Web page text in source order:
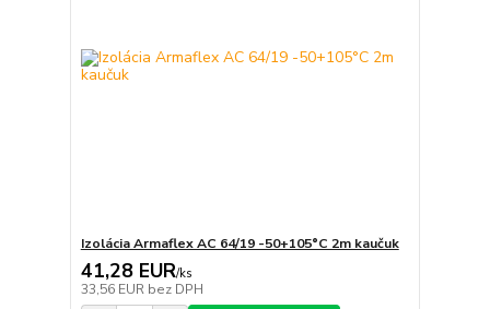
Izolácia Armaflex AC 64/19 -50+105°C 2m kaučuk
41,28 EUR/ks
33,56 EUR bez DPH